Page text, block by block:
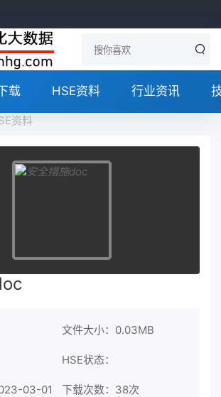
载 HSE资料 行业资讯
资料
文件大小：0.03MB
HSE状态：
03-01 下载次数： 38次